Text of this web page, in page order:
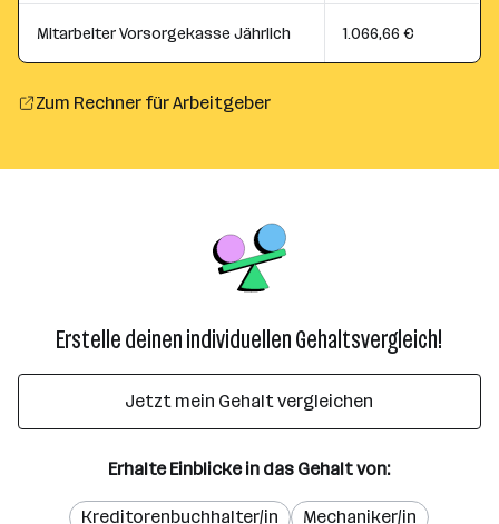
Mitarbeiter Vorsorgekasse Jährlich 1.066,66 €
Zum Rechner für Arbeitgeber
Erstelle deinen individuellen Gehaltsvergleich!
Jetzt mein Gehalt vergleichen
Erhalte Einblicke in das Gehalt von:
Kreditorenbuchhalter/in
Mechaniker/in